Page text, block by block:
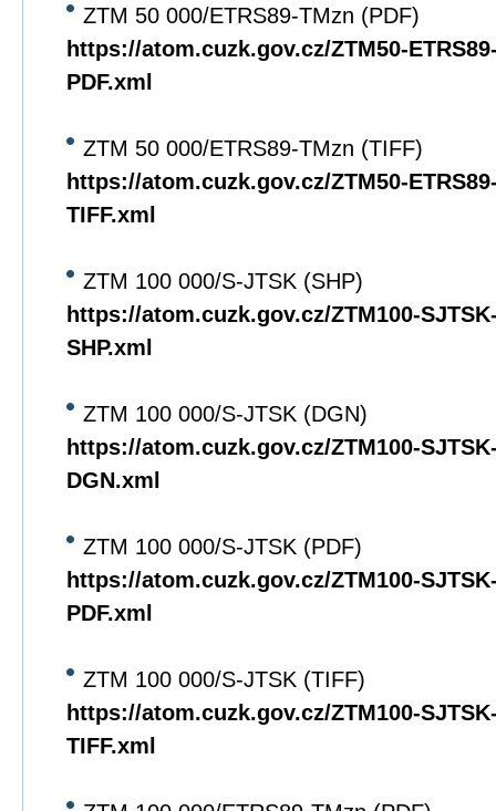
ZTM 50 000/ETRS89-TMzn (PDF)
https://atom.cuzk.gov.cz/ZTM50-
PDF.xml
ZTM 50 000/ETRS89-TMzn (TIFF)
https://atom.cuzk.gov.cz/ZTM50-
TIFF.xml
ZTM 100 000/S-JTSK (SHP)
https://atom.cuzk.gov.cz/ZTM100-
SHP.xml
ZTM 100 000/S-JTSK (DGN)
https://atom.cuzk.gov.cz/ZTM100-
DGN.xml
ZTM 100 000/S-JTSK (PDF)
https://atom.cuzk.gov.cz/ZTM100-
PDF.xml
ZTM 100 000/S-JTSK (TIFF)
https://atom.cuzk.gov.cz/ZTM100-
TIFF.xml